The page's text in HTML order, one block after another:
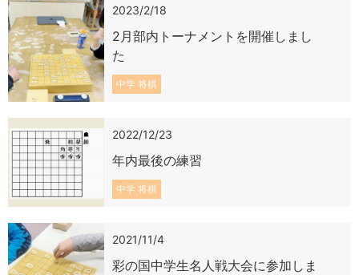
2023/2/18
2月部内トーナメントを開催しまし
た
中学 将棋
2022/12/23
年内最後の練習
中学 将棋
2021/11/4
彩の国中学生名人戦大会に参加しま